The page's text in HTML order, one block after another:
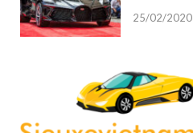
25/02/2020